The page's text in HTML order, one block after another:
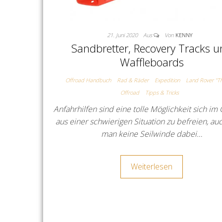
21. Juni 2020 Aus Von KENNY
Sandbretter, Recovery Tracks
Waffleboards
Offroad Handbuch Rad & Räder Expedition
Land Rover
Offroad
Tipps & Tricks
Anfahrhilfen sind eine tolle Möglichkeit sich im
aus einer schwierigen Situation zu befreien,
man keine Seilwinde dabei…
Weiterlesen